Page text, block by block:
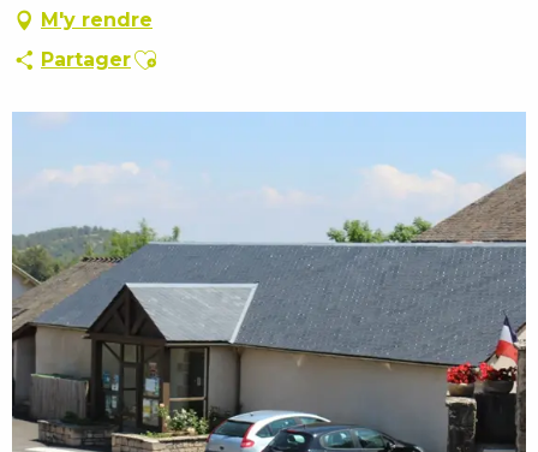
M'y rendre
PartagerAjouter aux favoris